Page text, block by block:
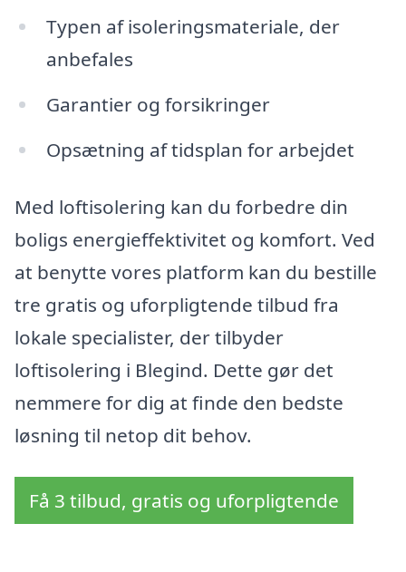
Typen af isoleringsmateriale, der
anbefales
Garantier og forsikringer
Opsætning af tidsplan for arbejdet
Med loftisolering kan du forbedre din
boligs energieffektivitet og komfort. Ved
at benytte vores platform kan du bestille
tre gratis og uforpligtende tilbud fra
lokale specialister, der tilbyder
loftisolering i Blegind. Dette gør det
nemmere for dig at finde den bedste
løsning til netop dit behov.
Få 3 tilbud, gratis og uforpligtende